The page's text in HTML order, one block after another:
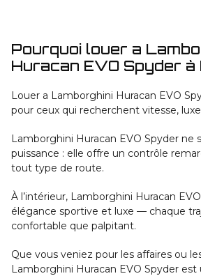
Pourquoi louer a
Huracan EVO Spyder à
Louer a Lamborghini Huracan EVO
pour ceux qui recherchent vitesse,
Lamborghini Huracan EVO Spyder ne
puissance : elle offre un contrôle
tout type de route.
À l’intérieur, Lamborghini Huracan
élégance sportive et luxe — chaque
confortable que palpitant.
Que vous veniez pour les affaires ou
Lamborghini Huracan EVO Spyder